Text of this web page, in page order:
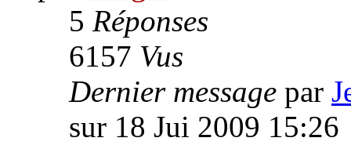
5 Réponses
6157 Vus
Dernier message par
sur 18 Jui 2009 15:26